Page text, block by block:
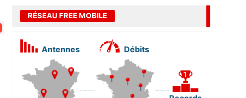
RÉSEAU FREE MOBILE
Antennes Débits